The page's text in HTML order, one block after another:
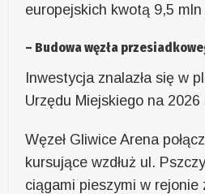
europejskich kwotą 9,5 mln
– Budowa węzła
Inwestycja znalazła się w
Urzędu Miejskiego na 2026
Węzeł Gliwice Arena
kursujące wzdłuż ul.
ciągami pieszymi w rejonie